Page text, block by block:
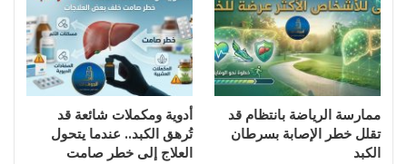
ممارسة الرياضة بانتظام قد
تقلل خطر الإصابة بسرطان
الكبد
أدوية ومكملات شائعة قد
تُرهق الكبد.. عندما يتحول
العلاج إلى خطر صامت